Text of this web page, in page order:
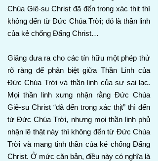
Chúa Giê-su Christ đã đến trong xác thịt thì
không đến từ Đức Chúa Trời; đó là thần linh
của kẻ chống Đấng Christ…
Giăng đưa ra cho các tín hữu một phép thử
rõ ràng để phân biệt giữa Thần Linh của
Đức Chúa Trời và thần linh của sự sai lạc.
Mọi thần linh xưng nhận rằng Đức Chúa
Giê-su Christ “đã đến trong xác thịt” thì đến
từ Đức Chúa Trời, nhưng mọi thần linh phủ
nhận lẽ thật này thì không đến từ Đức Chúa
Trời và mang tinh thần của kẻ chống Đấng
Christ. Ở mức căn bản, điều này có nghĩa là